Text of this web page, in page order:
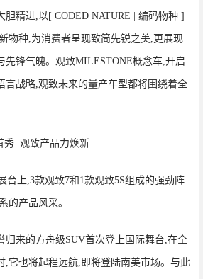
胆精进,以[ CODED NATURE | 编码物种 ]
物种,为消费者呈现致简先锐之美,更展现
先锋气魄。观致MILESTONE概念车,开启
言战略,观致未来的量产车型都将围绕着全
秀 观致产品力焕新
台上,3款观致7和1款观致5S组成的强劲阵
的产品风采。
归来的方舟级SUV首次登上国际舞台,在全
,它也将起程远航,即将登陆南美市场。与此